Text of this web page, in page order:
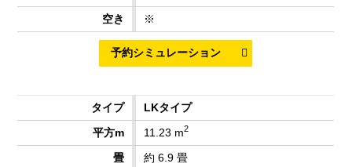
※
LKタイプ
11.23 m2
約 6.9 畳